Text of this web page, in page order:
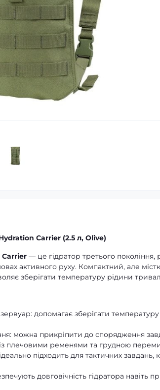
Carrier (2.5 л, Olive)
Carrier — це гідратор третього
активного руху. Компактний, але
зберігати температуру рідини
допомагає зберігати
можна прикріпити до спорядження
плечовими ременями та грудною
підходить для тактичних завдань,
довговічність гідратора навіть